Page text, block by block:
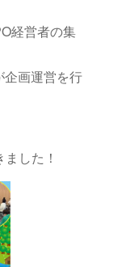
経営者の集
企画運営を行
した！